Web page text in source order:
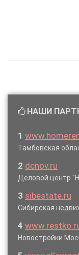
НАШИ
1
Тамбовская
2 dcnov.ru
Деловой центр
3 sibestate.ru
Сибирская
4
Новостройки